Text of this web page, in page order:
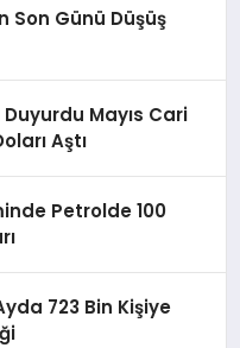
Son Günü Düşüş
Mayıs Cari
Aştı
Petrolde 100
723 Bin Kişiye